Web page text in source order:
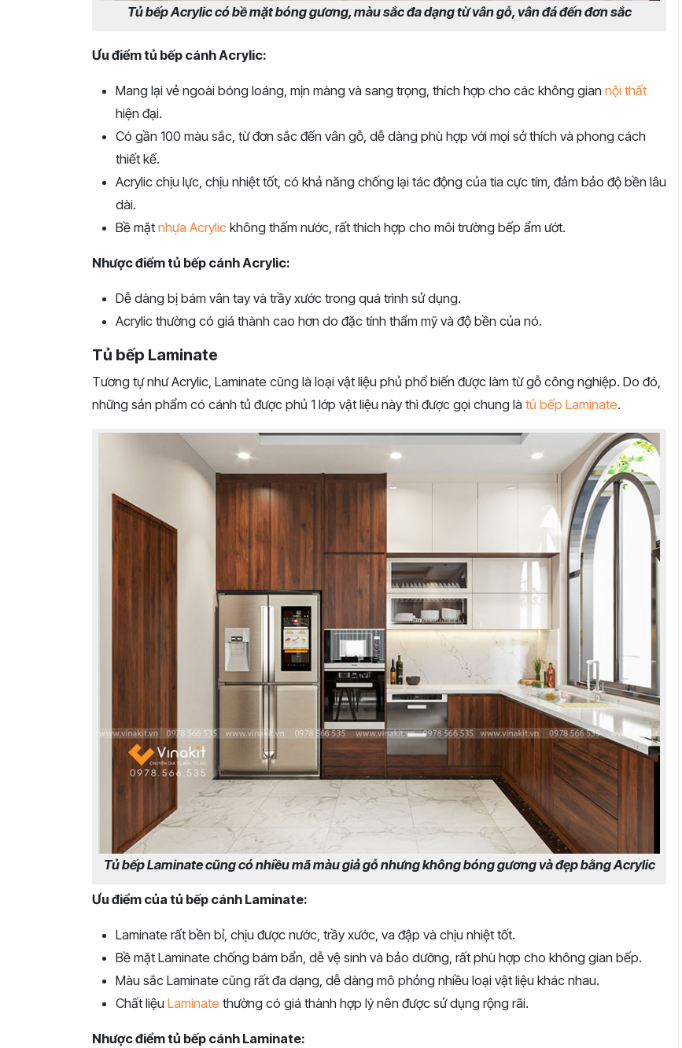
Tủ bếp Acrylic có bề mặt bóng gương, màu sắc đa dạng từ vân gỗ, vân đá đến đơn sắc
Ưu điểm tủ bếp cánh Acrylic:
Mang lại vẻ ngoài bóng loáng, mịn màng và sang trọng, thích hợp cho các không gian nội thất
hiện đại.
Có gần 100 màu sắc, từ đơn sắc đến vân gỗ, dễ dàng phù hợp với mọi sở thích và phong cách
thiết kế.
Acrylic chịu lực, chịu nhiệt tốt, có khả năng chống lại tác động của tia cực tím, đảm bảo độ bền lâu
dài.
Bề mặt nhựa Acrylic không thấm nước, rất thích hợp cho môi trường bếp ẩm ướt.
Nhược điểm tủ bếp cánh Acrylic:
Dễ dàng bị bám vân tay và trầy xước trong quá trình sử dụng.
Acrylic thường có giá thành cao hơn do đặc tính thẩm mỹ và độ bền của nó.
Tủ bếp Laminate
Tương tự như Acrylic, Laminate cũng là loại vật liệu phủ phổ biến được làm từ gỗ công nghiệp. Do đó,
những sản phẩm có cánh tủ được phủ 1 lớp vật liệu này thì được gọi chung là tủ bếp Laminate.
Tủ bếp Laminate cũng có nhiều mã màu giả gỗ nhưng không bóng gương và đẹp bằng Acrylic
Ưu điểm của tủ bếp cánh Laminate:
Laminate rất bền bỉ, chịu được nước, trầy xước, va đập và chịu nhiệt tốt.
Bề mặt Laminate chống bám bẩn, dễ vệ sinh và bảo dưỡng, rất phù hợp cho không gian bếp.
Màu sắc Laminate cũng rất đa dạng, dễ dàng mô phỏng nhiều loại vật liệu khác nhau.
Chất liệu Laminate thường có giá thành hợp lý nên được sử dụng rộng rãi.
Nhược điểm tủ bếp cánh Laminate: